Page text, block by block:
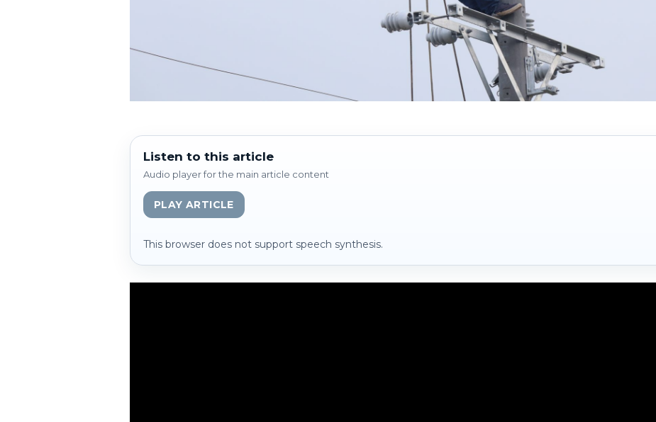
Listen to this article
Audio player for the main article content
PLAY ARTICLE
This browser does not support speech synthesis.